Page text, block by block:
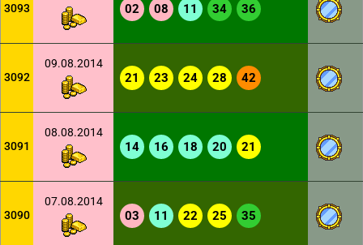
3093 02 08 11 34 36
3092
09.08.2014
21 23 24 28 42
3091
08.08.2014
14 16 18 20 21
3090
07.08.2014
03 11 22 25 35